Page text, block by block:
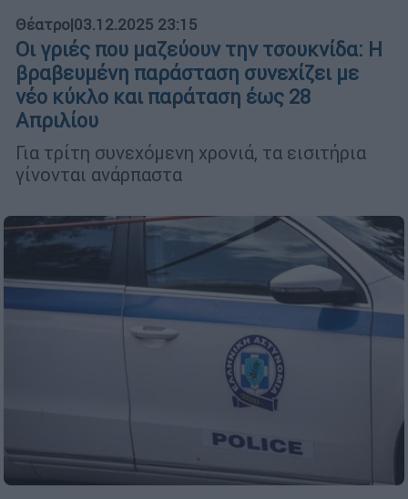
Θέατρο|03.12.2025 23:15
Οι γριές που μαζεύουν την τσουκνίδα: Η
βραβευμένη παράσταση συνεχίζει με
νέο κύκλο και παράταση έως 28
Απριλίου
Για τρίτη συνεχόμενη χρονιά, τα εισιτήρια
γίνονται ανάρπαστα